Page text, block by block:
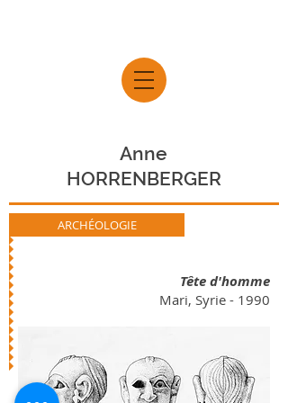
Anne
HORRENBERGER
ARCHÉOLOGIE
Tête d'homme
Mari, Syrie - 1990